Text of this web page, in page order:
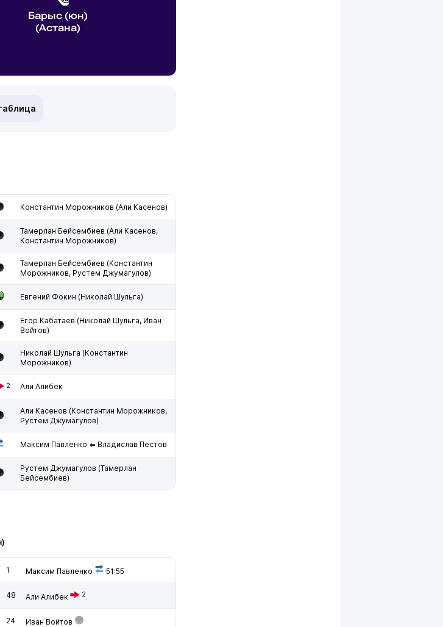
Барыс (юн)
(Астана)
Константин Морожников (Али Касенов)
Тамерлан Бейсембиев (Али Касенов,
Константин Морожников)
Тамерлан Бейсембиев (Константин
Морожников, Рустем Джумагулов)
Евгений Фокин (Николай Шульга)
Егор Кабатаев (Николай Шульга, Иван
Войтов)
Николай Шульга (Константин
Морожников)
2 Али Алибек
Али Касенов (Константин Морожников,
Рустем Джумагулов)
Максим Павленко ⇐ Владислав Пестов
Рустем Джумагулов (Тамерлан
Бейсембиев)
1 Максим Павленко 51:55
48 Али Алибек 2
24 Иван Войтов